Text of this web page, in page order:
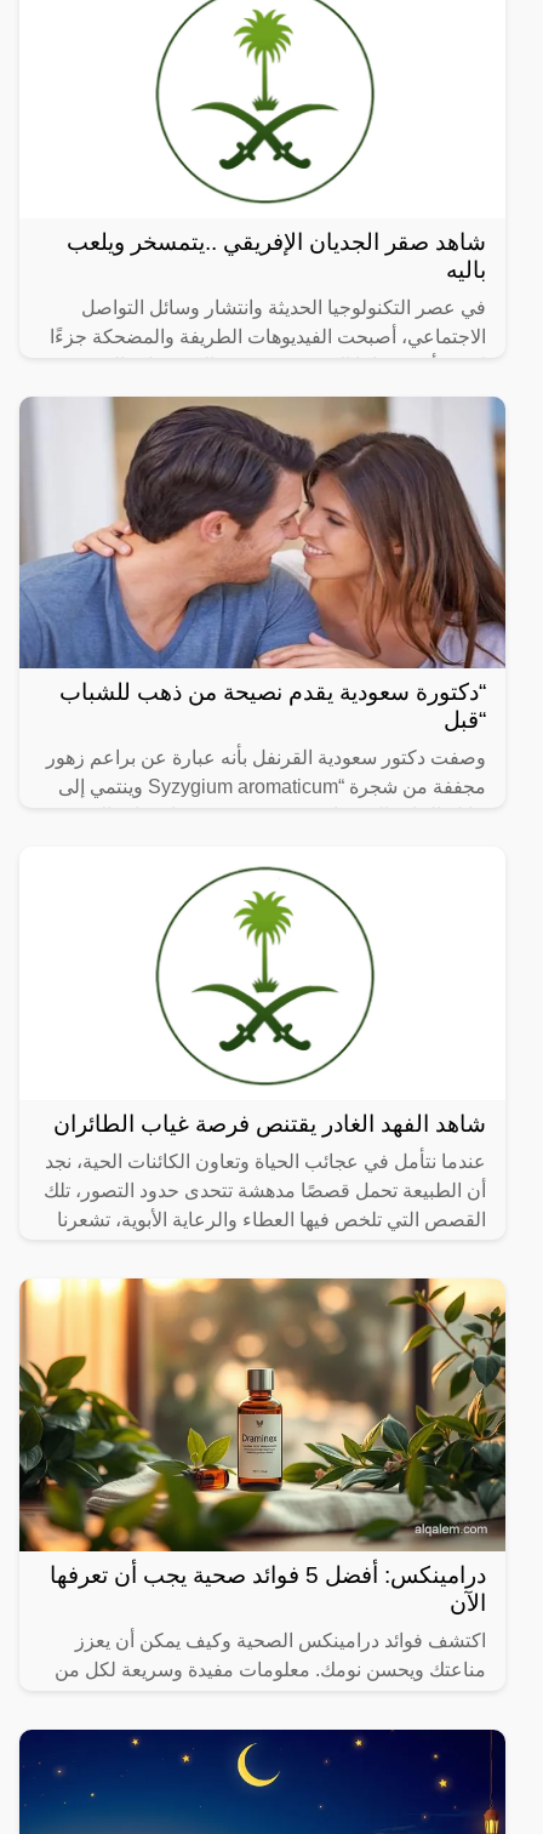
شاهد صقر الجديان الإفريقي ..يتمسخر ويلعب
باليه
في عصر التكنولوجيا الحديثة وانتشار وسائل التواصل
الاجتماعي، أصبحت الفيديوهات الطريفة والمضحكة جزءًا
انتشرت
“دكتورة سعودية يقدم نصيحة من ذهب للشباب
“قبل
وصفت دكتور سعودية القرنفل بأنه عبارة عن براعم زهور
مجففة من شجرة “Syzygium aromaticum وينتمي إلى
شاهد الفهد الغادر يقتنص فرصة غياب الطائران
عندما نتأمل في عجائب الحياة وتعاون الكائنات الحية، نجد
أن الطبيعة تحمل قصصًا مدهشة تتحدى حدود التصور، تلك
القصص التي تلخص فيها العطاء والرعاية الأبوية، تشعرنا
درامينكس: أفضل 5 فوائد صحية يجب أن تعرفها
الآن
اكتشف فوائد درامينكس الصحية وكيف يمكن أن يعزز
مناعتك ويحسن نومك. معلومات مفيدة وسريعة لكل من